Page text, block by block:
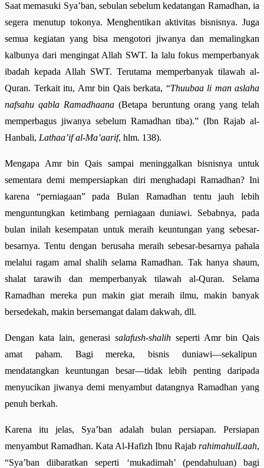
Saat memasuki Sya’ban, sebulan sebelum kedatangan Ramadhan, ia
segera menutup tokonya. Menghentikan aktivitas bisnisnya. Juga
semua kegiatan yang bisa mengotori jiwanya dan memalingkan
kalbunya dari mengingat Allah SWT. Ia lalu fokus memperbanyak
ibadah kepada Allah SWT. Terutama memperbanyak tilawah al-
Quran. Terkait itu, Amr bin Qais berkata, “Thuubaa li man aslaha
nafsahu qabla Ramadhaana (Betapa beruntung orang yang telah
memperbagus jiwanya sebelum Ramadhan tiba).” (Ibn Rajab al-
Hanbali, Lathaa’if al-Ma’aarif, hlm. 138).
Mengapa Amr bin Qais sampai meninggalkan bisnisnya untuk
sementara demi mempersiapkan diri menghadapi Ramadhan? Ini
karena “perniagaan” pada Bulan Ramadhan tentu jauh lebih
menguntungkan ketimbang perniagaan duniawi. Sebabnya, pada
bulan inilah kesempatan untuk meraih keuntungan yang sebesar-
besarnya. Tentu dengan berusaha meraih sebesar-besarnya pahala
melalui ragam amal shalih selama Ramadhan. Tak hanya shaum,
shalat tarawih dan memperbanyak tilawah al-Quran. Selama
Ramadhan mereka pun makin giat meraih ilmu, makin banyak
bersedekah, makin bersemangat dalam dakwah, dll.
Dengan kata lain, generasi salafush-shalih seperti Amr bin Qais
amat paham. Bagi mereka, bisnis duniawi—sekalipun
mendatangkan keuntungan besar—tidak lebih penting daripada
menyucikan jiwanya demi menyambut datangnya Ramadhan yang
penuh berkah.
Karena itu jelas, Sya’ban adalah bulan persiapan. Persiapan
menyambut Ramadhan. Kata Al-Hafizh Ibnu Rajab rahimahulLaah,
“Sya’ban diibaratkan seperti ‘mukadimah’ (pendahuluan) bagi